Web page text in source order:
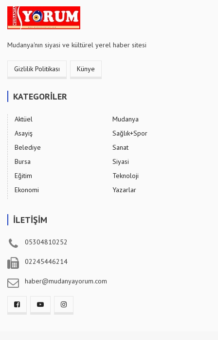
Mudanya'nın siyasi ve kültürel yerel haber sitesi
Gizlilik Politikası Künye
KATEGORİLER
Aktüel
Asayiş
Belediye
Bursa
Eğitim
Ekonomi
Mudanya
Sağlık+Spor
Sanat
Siyasi
Teknoloji
Yazarlar
İLETİŞİM
05304810252
02245446214
haber@mudanyayorum.com